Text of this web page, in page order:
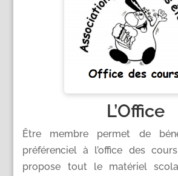
L’Office
Être membre permet de
préférenciel à l’office des cours
propose tout le matériel